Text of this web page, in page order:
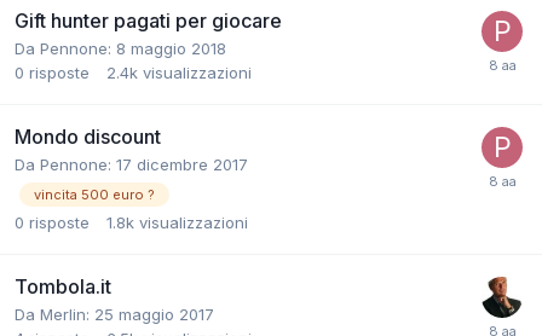
Gift hunter pagati per giocare
Da Pennone: 8 maggio 2018
0 risposte 2.4k visualizzazioni
Mondo discount
Da Pennone: 17 dicembre 2017
vincita 500 euro ?
0 risposte 1.8k visualizzazioni
Tombola.it
Da Merlin: 25 maggio 2017